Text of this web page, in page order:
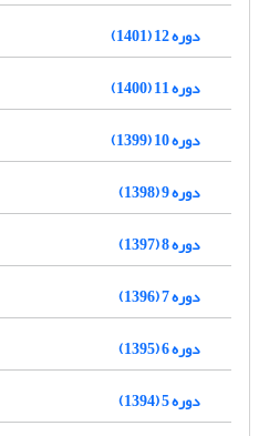
دوره 12 (1401)
دوره 11 (1400)
دوره 10 (1399)
دوره 9 (1398)
دوره 8 (1397)
دوره 7 (1396)
دوره 6 (1395)
دوره 5 (1394)